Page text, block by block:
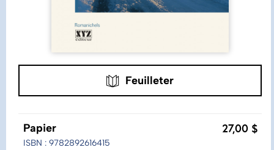
Feuilleter
Papier
ISBN : 9782892616415
27,00 $